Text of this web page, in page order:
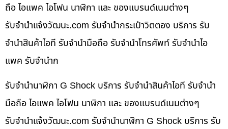
ถือ ไอแพค ไอโฟน นาฬิกา และ ของแบรนด์เนมต่างๆ
รับจํานําแจ้งวัฒนะ.com รับจำนำกระเป๋าวิตตอง บริการ รับ
จำนำสินค้าไอที รับจำนำมือถือ รับจำนำโทรศัพท์ รับจำนำไอ
แพค รับจำนำก
รับจำนำนาฬิกา G Shock บริการ รับจำนำสินค้าไอที รับจำนำ
มือถือ ไอแพค ไอโฟน นาฬิกา และ ของแบรนด์เนมต่างๆ
รับจํานําแจ้งวัฒนะ.com รับจำนำนาฬิกา G Shock บริการ รับ